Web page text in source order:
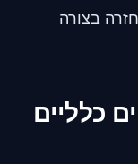
בצורה
כלליים